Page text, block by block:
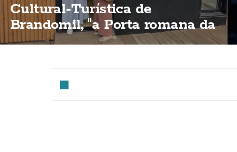
Cultural-Turística de
Brandomil, "a Porta romana da
Costa da Morte"